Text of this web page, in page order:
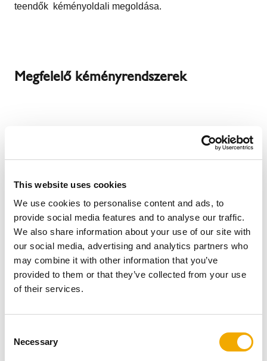
This website uses cookies
We use cookies to personalise content and ads, to
provide social media features and to analyse our traffic.
We also share information about your use of our site with
our social media, advertising and analytics partners who
may combine it with other information that you’ve
provided to them or that they’ve collected from your use
of their services.
Necessary
teendők kéményoldali megoldása.
Megfelelő kéményrendszerek
Hőszigetelt, acél béléscsövű kémény családi